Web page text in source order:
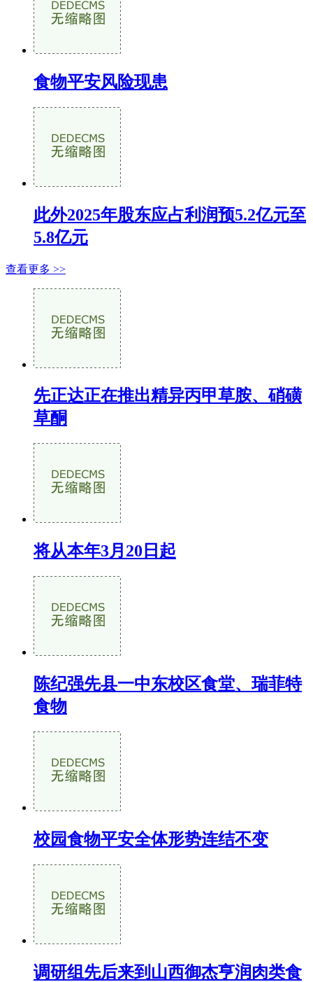
食物平安风险现患
此外2025年股东应占利润预5.2亿元至
5.8亿元
查看更多 >>
先正达正在推出精异丙甲草胺、硝磺
草酮
将从本年3月20日起
陈纪强先县一中东校区食堂、瑞菲特
食物
校园食物平安全体形势连结不变
调研组先后来到山西御杰亨润肉类食